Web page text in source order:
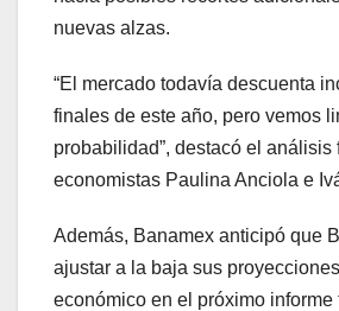
nuevas alzas.
“El mercado todavía descuenta
finales de este año, pero vemos
probabilidad”, destacó el análisis
economistas Paulina Anciola e
Además, Banamex anticipó que
ajustar a la baja sus
económico en el próximo informe